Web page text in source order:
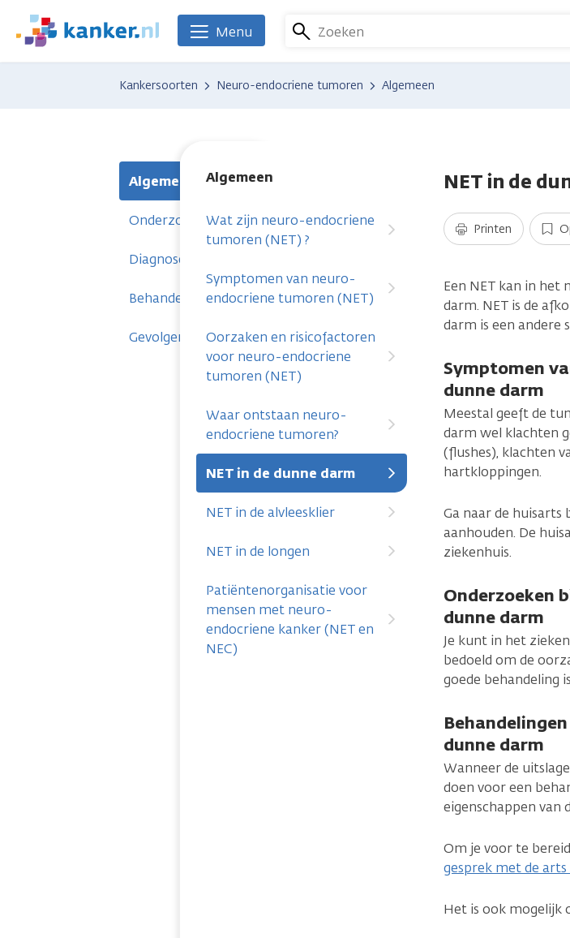
naar
We
zijn
Zoeken
Menu
Kankersoorten Neuro-endocriene tumoren Algemeen
Algemeen Algemeen
Wat zijn neuro-endocriene
tumoren (NET) ?
Symptomen van neuro-
endocriene tumoren (NET)
Oorzaken en risicofactoren
voor neuro-endocriene
tumoren (NET)
Waar ontstaan neuro-
endocriene tumoren?
NET in de dunne darm
NET in de alvleesklier
NET in de longen
Patiëntenorganisatie voor
mensen met neuro-
endocriene kanker (NET en
NEC)
Onderzoeken
Diagnose
Behandelingen
Gevolgen
NET in de
Printen
Een NET kan in het
darm. NET is de
darm is een andere
Symptomen
dunne darm
Meestal geeft de
darm wel klachten
(flushes), klachten
hartkloppingen.
Ga naar de huisarts
aanhouden. De
ziekenhuis.
Onderzoeken
dunne darm
Je kunt in het
bedoeld om de
goede behandeling
dunne darm
Wanneer de
doen voor een
eigenschappen van
Om je voor te
gesprek met de
Het is ook mogelijk